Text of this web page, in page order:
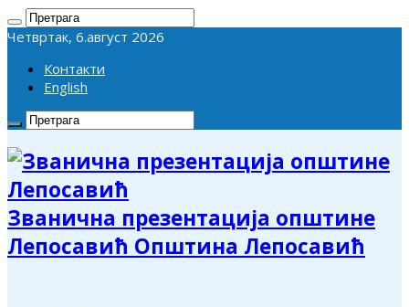
Четвртак, 6.август 2026
Контакти
English
Званична презентација општине
Лепосавић Општина Лепосавић